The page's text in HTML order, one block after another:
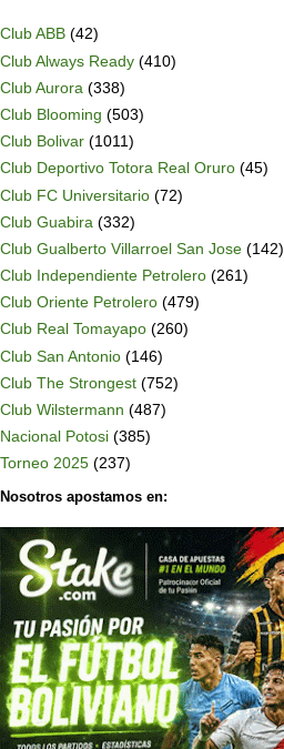
Club ABB (42)
Club Always Ready (410)
Club Aurora (338)
Club Blooming (503)
Club Bolivar (1011)
Club Deportivo Totora Real Oruro (45)
Club FC Universitario (72)
Club Guabira (332)
Club Gualberto Villarroel San Jose (142)
Club Independiente Petrolero (261)
Club Oriente Petrolero (479)
Club Real Tomayapo (260)
Club San Antonio (146)
Club The Strongest (752)
Club Wilstermann (487)
Nacional Potosi (385)
Torneo 2025 (237)
Nosotros apostamos en: